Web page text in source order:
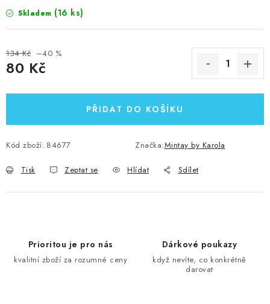
Skladem (16 ks)
134 Kč –40 %
80 Kč
PŘIDAT DO KOŠÍKU
Kód zboží: 84677 Značka:Mintay by Karola
Tisk Zeptat se Hlídat Sdílet
Prioritou je pro nás
kvalitní zboží za rozumné ceny
Dárkové poukazy
když nevíte, co konkrétně
darovat